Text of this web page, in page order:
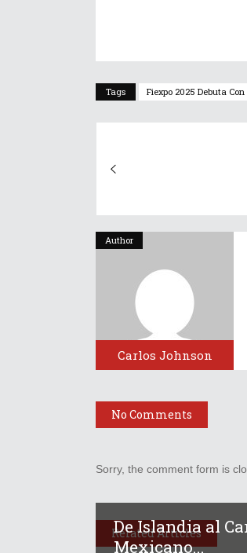
Tags Fiexpo 2025 Debuta
Author
Carlos Johnson
No Comments
Sorry, the comment form is
Related Articles
De Islandia al
Mexicano...